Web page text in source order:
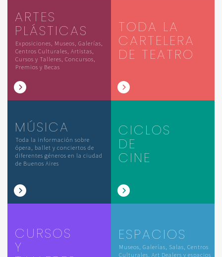
ARTES
PLÁSTICAS
Exposiciones, Museos, Galerías,
Centros Culturales, Artistas,
Cursos y Talleres, Concursos,
Premios y Becas
TODA LA
CARTELERA
DE TEATRO
MÚSICA
Toda la información sobre
ópera, ballet y conciertos de
diferentes géneros en la ciudad
de Buenos Aires
CICLOS
DE
CINE
CURSOS
Y
ESPACIOS
Museos, Galerías, Salas, Centros
Culturales, Art Dealers y espacios